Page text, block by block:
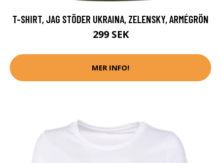
T-SHIRT, JAG STÖDER UKRAINA, ZELENSKY, ARMÉGRÖN
299 SEK
MER INFO!